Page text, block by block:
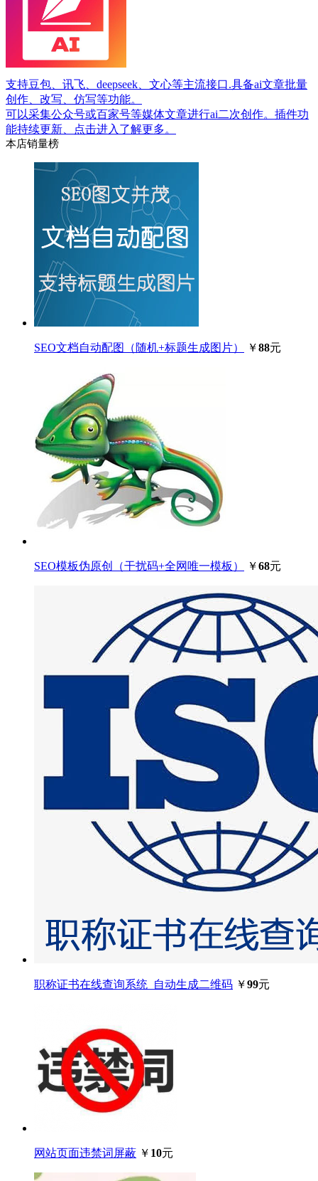
支持豆包、讯飞、deepseek、文心等主流接口.具备ai文章批量
创作、改写、仿写等功能。
可以采集公众号或百家号等媒体文章进行ai二次创作。插件功
能持续更新、点击进入了解更多。
本店销量榜
SEO文档自动配图（随机+标题生成图片） ￥88元
SEO模板伪原创（干扰码+全网唯一模板） ￥68元
职称证书在线查询系统_自动生成二维码 ￥99元
网站页面违禁词屏蔽 ￥ 10元